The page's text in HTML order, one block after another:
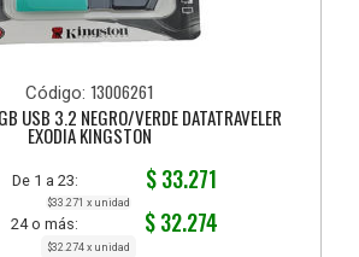
Código: 13006261
USB 3.2 NEGRO/VERDE DATATRAVELER
EXODIA KINGSTON
De 1 a 23: $ 33.271
$33.271 x unidad
24 o más: $ 32.274
$32.274 x unidad